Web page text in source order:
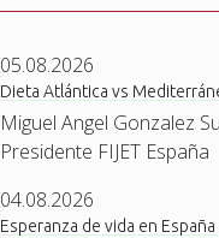
05.08.2026
Dieta Atlántica vs
Miguel Angel Gonzalez
Presidente FIJET España
04.08.2026
Esperanza de vida en